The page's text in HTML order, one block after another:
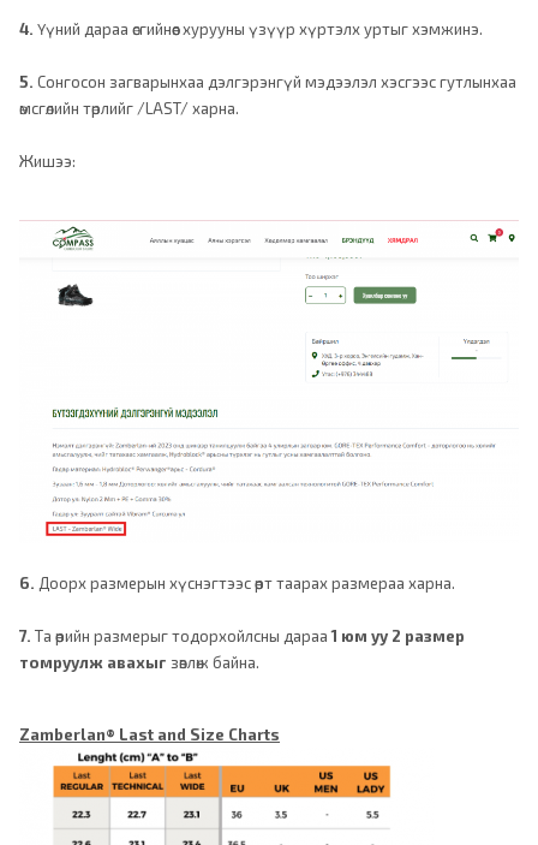
4. Үүний дараа өсгийнөөс хурууны үзүүр хүртэлх уртыг хэмжинэ.
5. Сонгосон загварынхаа дэлгэрэнгүй мэдээлэл хэсгээс гутлынхаа
өмсгөлийн төрлийг /LAST/ харна.
Жишээ:
6. Доорх размерын хүснэгтээс өөрт таарах размераа харна.
7. Та өөрийн размерыг тодорхойлсны дараа1 юм уу 2 размер
томруулж авахыг зөвлөж байна.
Zamberlan® Last and Size Charts